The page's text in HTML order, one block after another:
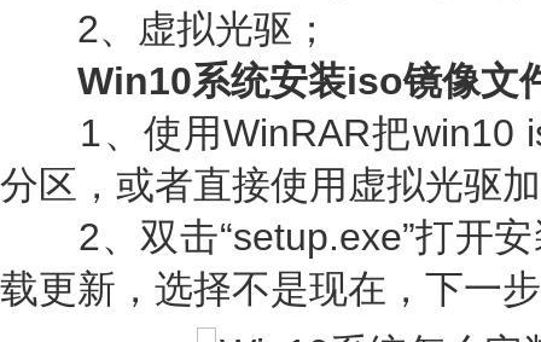
2、虚拟光驱；
Win10系统安装iso镜像文
1、使用WinRAR把win10
分区，或者直接使用虚拟光驱
2、双击“setup.exe”打开安
载更新，选择不是现在，下一